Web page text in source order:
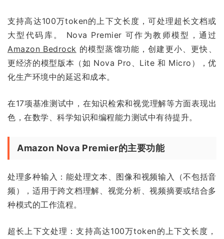
支持高达100万token的上下文长度，可处理超长文档或
大型代码库。 Nova Premier 可作为教师模型，通过
Amazon Bedrock 的模型蒸馏功能，创建更小、更快、
更经济的模型版本（如 Nova Pro、Lite 和 Micro），优
化生产环境中的延迟和成本。
在17项基准测试中，在知识检索和视觉理解等方面表现出
色，在数学、科学知识和编程能力测试中有待提升。
Amazon Nova Premier的主要功能
处理多种输入：能处理文本、图像和视频输入（不包括音
频），适用于跨文档理解、视觉分析、视频摘要或结合多
种模式的工作流程。
超长上下文处理：支持高达100万token的上下文长度，